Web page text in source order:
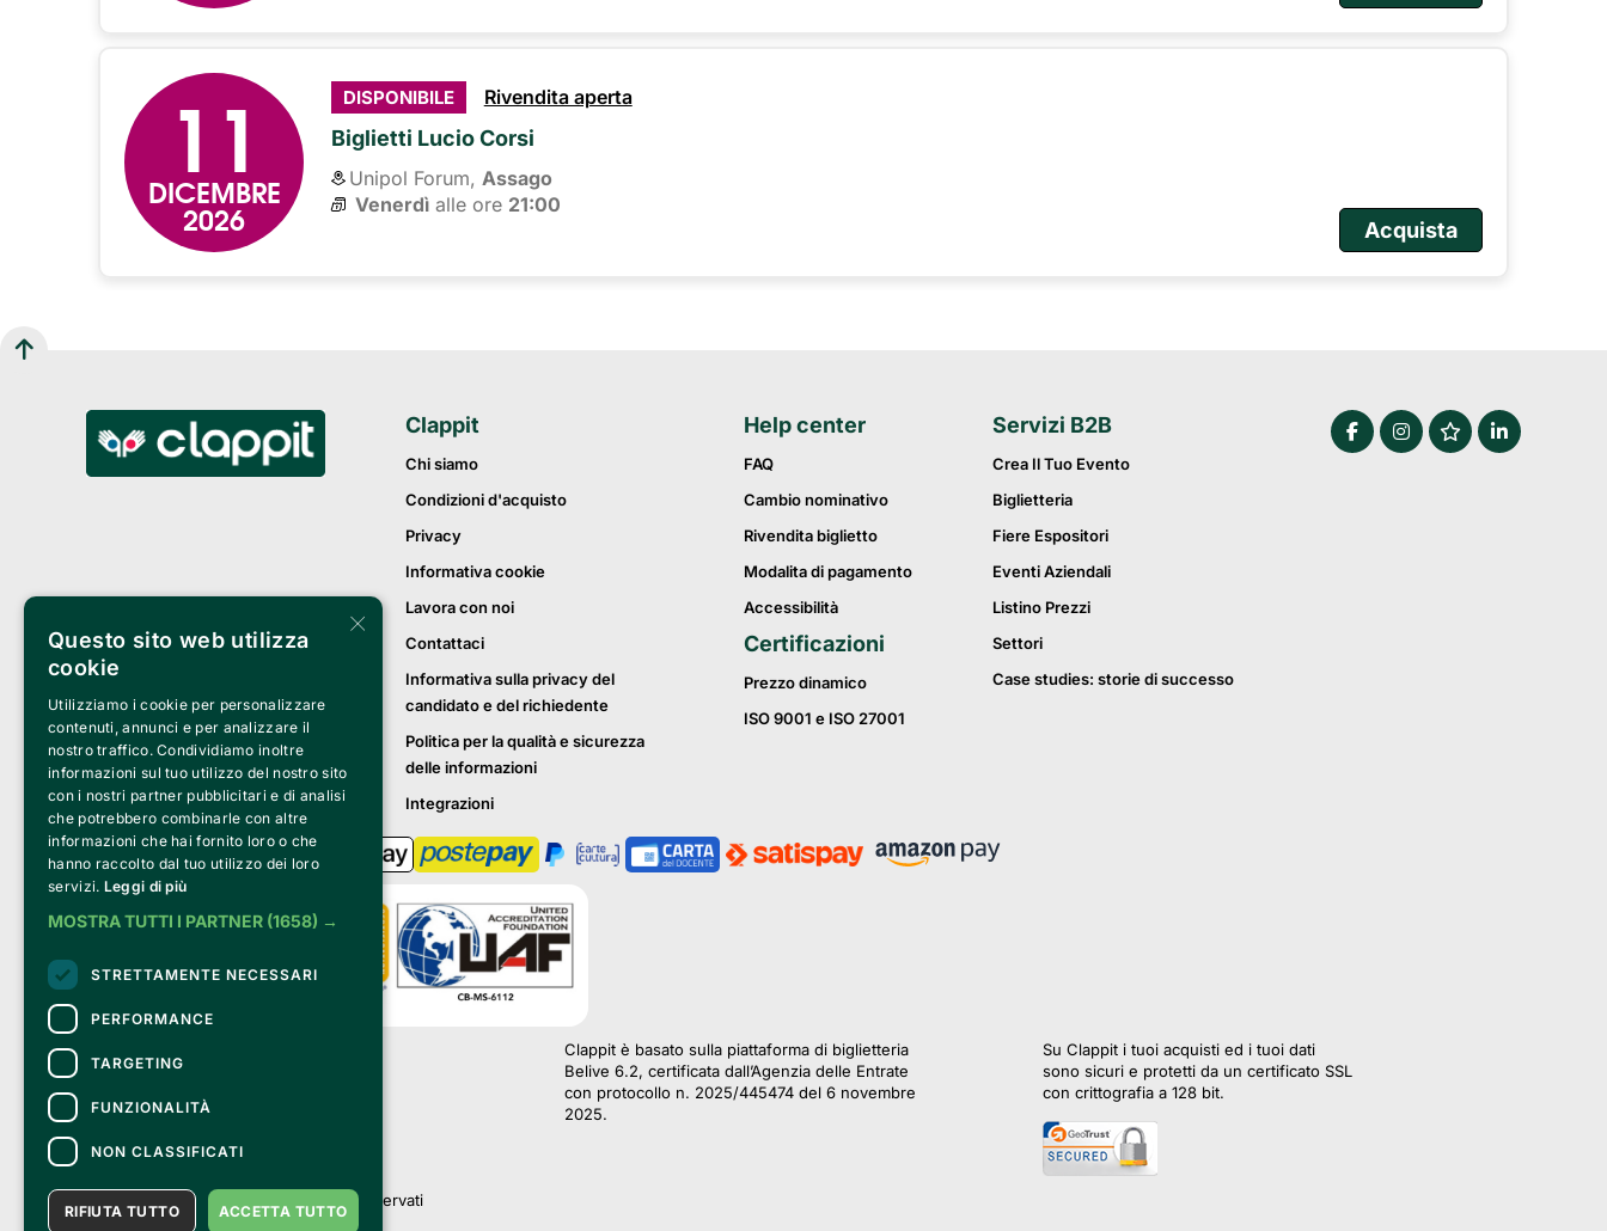
11
DICEMBRE
2026
DISPONIBILE Rivendita aperta
Biglietti Lucio Corsi
Unipol Forum, Assago
Venerdìalle ore 21:00
Acquista
Clappit
Chi siamo
Condizioni d'acquisto
Privacy
Informativa cookie
Lavora con noi
Contattaci
Informativa sulla privacy del
candidato e del richiedente
Politica per la qualità e sicurezza
delle informazioni
Integrazioni
Help center
FAQ
Cambio nominativo
Rivendita biglietto
Modalita di pagamento
Accessibilità
Certificazioni
Prezzo dinamico
ISO 9001 e ISO 27001
Servizi B2B
Crea Il Tuo Evento
Biglietteria
Fiere Espositori
Eventi Aziendali
Listino Prezzi
Settori
Case studies: storie di successo
Bemils Srl
Via Fosse Ardeatine, 4 -20092 Cinisello
PI 05589050961
© 2010-2025 Bemils Srl - Tutti i diritti riservati
Clappit è basato sulla piattaforma di biglietteria
Belive 6.2, certificata dall’Agenzia delle Entrate
con protocollo n. 2025/445474 del 6 novembre
2025.
Su Clappit i tuoi acquisti ed i tuoi dati
sono sicuri e protetti da un certificato SSL
con crittografia a 128 bit.
×
Questo sito web utilizza
cookie
Utilizziamo i cookie per personalizzare
contenuti, annunci e per analizzare il
nostro traffico. Condividiamo inoltre
informazioni sul tuo utilizzo del nostro sito
con i nostri partner pubblicitari e di analisi
che potrebbero combinarle con altre
informazioni che hai fornito loro o che
hanno raccolto dal tuo utilizzo dei loro
servizi. Leggi di più
MOSTRA TUTTI I PARTNER (1658) →
STRETTAMENTE NECESSARI
PERFORMANCE
TARGETING
FUNZIONALITÀ
NON CLASSIFICATI
ACCETTA TUTTO
RIFIUTA TUTTO